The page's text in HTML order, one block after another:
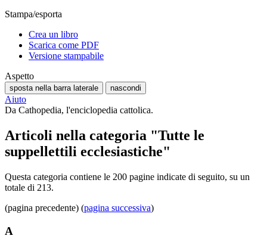
Stampa/esporta
Crea un libro
Scarica come PDF
Versione stampabile
Aspetto
sposta nella barra laterale nascondi
Aiuto
Da Cathopedia, l'enciclopedia cattolica.
Articoli nella categoria "Tutte le
suppellettili ecclesiastiche"
Questa categoria contiene le 200 pagine indicate di seguito, su un
totale di 213.
(pagina precedente) (pagina successiva)
A